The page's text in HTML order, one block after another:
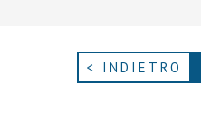
< INDIETRO